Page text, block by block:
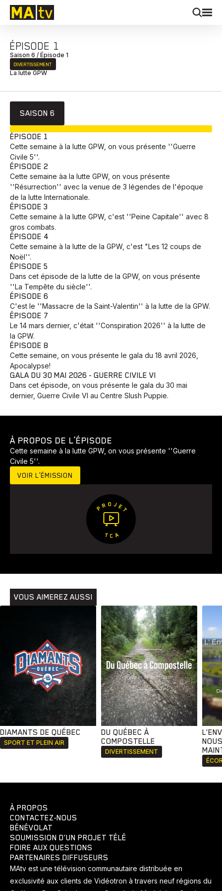
Bingo Communauté
Histoires Pêche
ÉPISODE 1
Saison 6 / Épisode 1
DIVERTISSEMENT
La lutte GPW
SAISON 6
ÉPISODE 1
Cette semaine à la lutte GPW, on vous présente ''Guerre
Civile 5''.
ÉPISODE 2
Cette semaine àa la lutte GPW, on vous présente
''Résurrection'' avec la venue de 3 légendes de l'époque
de la lutte Internationale.
ÉPISODE 3
Cette semaine à la lutte GPW, c'est ''Peine Capitale'' avec 8
gros combats.
ÉPISODE 4
Cette semaine à la lutte de la GPW, c'est "Les 12 coups de
Noël''.
ÉPISODE 5
Dans cet épisode de la lutte de la GPW, on vous présente
''La Tempête du siècle''.
ÉPISODE 6
C'est le ''Massacre de la Saint-Valentin'' à la lutte de la GPW.
ÉPISODE 7
Le 14 mars dernier, c'était ''Conspiration 2026'' à la lutte de
la GPW.
ÉPISODE 8
Cette semaine, on vous présente le gala du 18 avril 2026,
Apocalypse!
GALA DU 30 MAI 2026 - GUERRE CIVILE VI
Dans cet épisode, on vous présente le gala du 30 mai
dernier, Guerre Civile VI au Centre Slush Puppie.
À PROPOS DE L’ÉPISODE
Cette semaine à la lutte GPW, on vous présente ''Guerre
Civile 5''.
VOIR L’ÉMISSION
VOUS AIMEREZ AUSSI
DIAMANTS DE QUÉBEC
SPORT ET PLEIN AIR
DU QUÉBEC À
COMPOSTELLE
DIVERTISSEMENT
À PROPOS
CONTACTEZ-NOUS
BÉNÉVOLAT
SOUMISSION D'UN PROJET TÉLÉ
FOIRE AUX QUESTIONS
PARTENAIRES DIFFUSEURS
MAtv est une télévision communautaire distribuée en
exclusivité aux clients de Vidéotron à travers neuf régions du